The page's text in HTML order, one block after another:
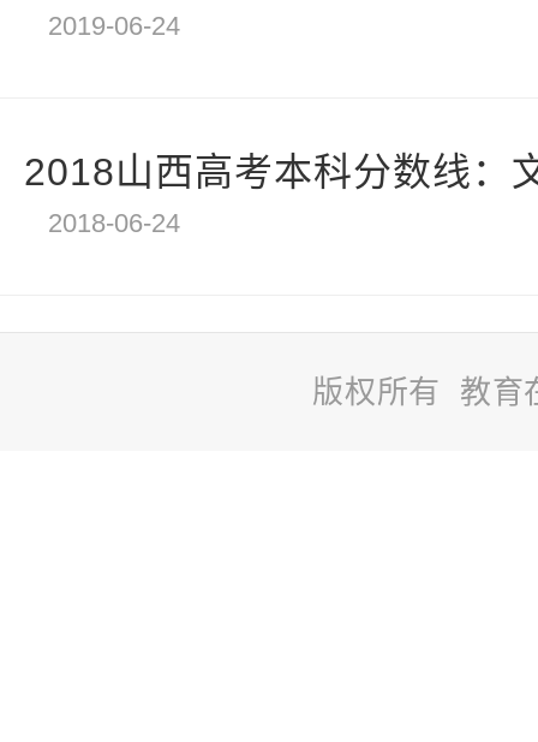
2019-06-24
2018山西高考本科分数线：
2018-06-24
版权所有 教育